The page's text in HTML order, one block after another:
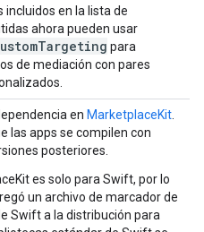
incluidos en la lista de
ahora pueden usar
para
de mediación con pares
en MarketplaceKit
las apps se compilen con
posteriores.
es solo para Swift, por lo
un archivo de marcador de
Swift a la distribución para